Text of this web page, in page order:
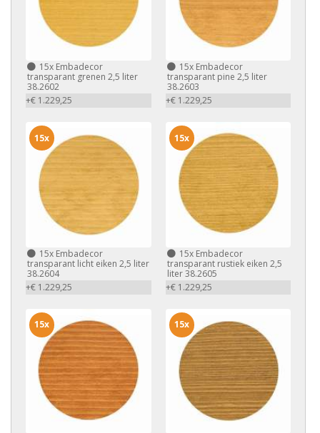
15x Embadecor
transparant grenen 2,5 liter
38.2602
+€ 1.229,25
15xEmbadecor
transparant pine 2,5 liter
38.2603
+€ 1.229,25
15x Embadecor
transparant licht eiken 2,5 liter
38.2604
+€ 1.229,25
15x
15xEmbadecor
transparant rustiek eiken 2,5
liter 38.2605
+€ 1.229,25
15x
15x 15x